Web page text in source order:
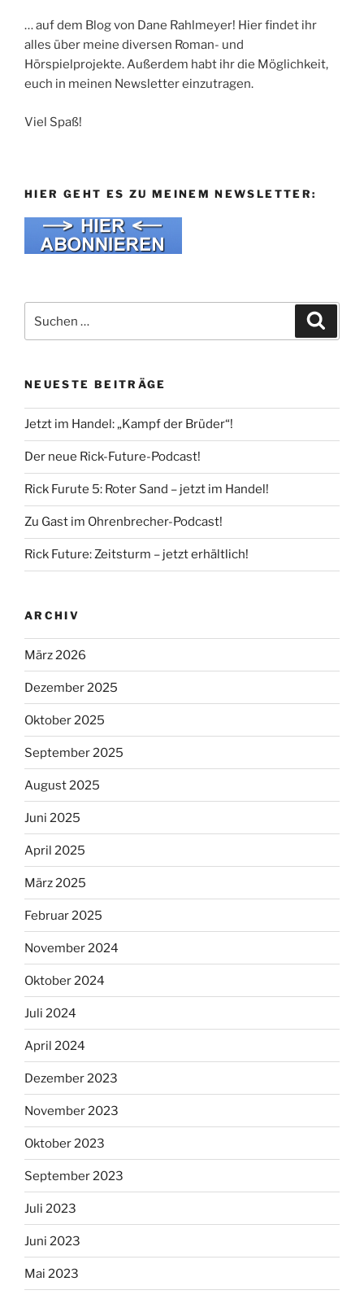
… auf dem Blog von Dane Rahlmeyer! Hier findet ihr
alles über meine diversen Roman- und
Hörspielprojekte. Außerdem habt ihr die Möglichkeit,
euch in meinen Newsletter einzutragen.
Viel Spaß!
HIER GEHT ES ZU MEINEM NEWSLETTER:
nach:
NEUESTE BEITRÄGE
Jetzt im Handel: „Kampf der Brüder“!
Der neue Rick-Future-Podcast!
Rick Furute 5: Roter Sand – jetzt im Handel!
Zu Gast im Ohrenbrecher-Podcast!
Rick Future: Zeitsturm – jetzt erhältlich!
ARCHIV
März 2026
Dezember 2025
Oktober 2025
September 2025
August 2025
Juni 2025
April 2025
März 2025
Februar 2025
November 2024
Oktober 2024
Juli 2024
April 2024
Dezember 2023
November 2023
Oktober 2023
September 2023
Juli 2023
Juni 2023
Mai 2023